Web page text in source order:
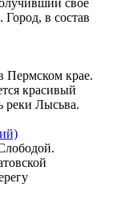
своё
в состав
Пермском крае.
красивый
реки Лысьва.